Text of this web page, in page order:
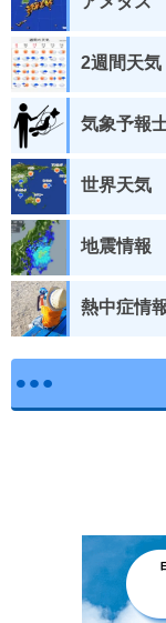
2週間天気
気象予報
世界天気
地震情報
熱中症情